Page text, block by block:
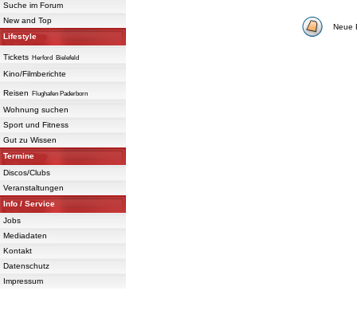
Suche im Forum
New and Top
Lifestyle
Tickets Herford Bielefeld
Kino/Filmberichte
Reisen Flughafen Paderborn
Wohnung suchen
Sport und Fitness
Gut zu Wissen
Termine
Discos/Clubs
Veranstaltungen
Info / Service
Jobs
Mediadaten
Kontakt
Datenschutz
Impressum
Neue